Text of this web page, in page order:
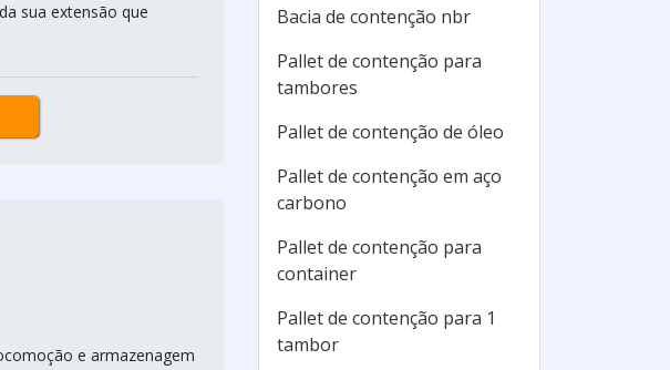
sua extensão que
e armazenagem
Bacia de contenção nbr
Pallet de contenção para
tambores
Pallet de contenção de óleo
Pallet de contenção em aço
carbono
Pallet de contenção para
container
Pallet de contenção para 1
tambor